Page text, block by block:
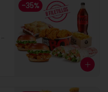
-35%